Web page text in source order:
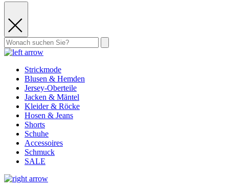
Strickmode
Blusen & Hemden
Jersey-Oberteile
Jacken & Mäntel
Kleider & Röcke
Hosen & Jeans
Shorts
Schuhe
Accessoires
Schmuck
SALE